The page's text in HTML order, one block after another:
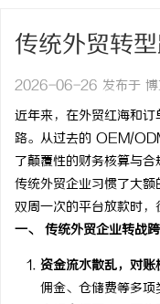
传统外贸转
2026-06-26 发布于 博
近年来，在外贸红海和
路。从过去的 OEM/
了颠覆性的财务核算与合
传统外贸企业习惯了大
双周一次的平台放款时
一、 传统外贸企业转战
资金流水散乱，对账
佣金、仓储费等多项